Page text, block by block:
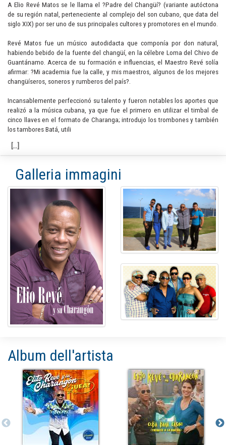
A Elio Revé Matos se le llama el ?Padre del Changüí? (variante autóctona
de su región natal, perteneciente al complejo del son cubano, que data del
siglo XIX) por ser uno de sus principales cultores y promotores en el mundo.
Revé Matos fue un músico autodidacta que componía por don natural,
habiendo bebido de la fuente del changüí, en la célebre Loma del Chivo de
Guantánamo. Acerca de su formación e influencias, el Maestro Revé solía
afirmar: ?Mi academia fue la calle, y mis maestros, algunos de los mejores
changüíseros, soneros y rumberos del país?.
Incansablemente perfeccionó su talento y fueron notables los aportes que
realizó a la música cubana, ya que fue el primero en utilizar el timbal de
cinco llaves en el formato de Charanga; introdujo los trombones y también
los tambores Batá, utili
Galleria immagini
Album dell'artista